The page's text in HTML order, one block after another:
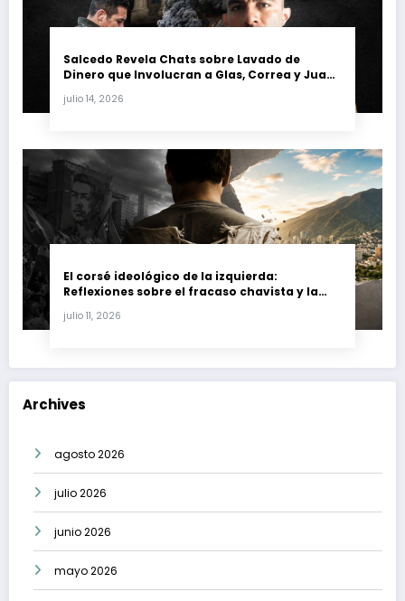
Salcedo Revela Chats sobre Lavado de
Dinero que Involucran a Glas, Correa y Juan
julio 14, 2026
El corsé ideológico de la izquierda:
Reflexiones sobre el fracaso chavista y la
julio 11, 2026
Archives
agosto 2026
julio 2026
junio 2026
mayo 2026